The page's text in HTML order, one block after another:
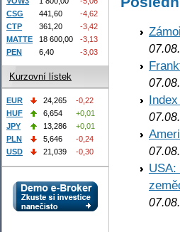
CSG
441,60
-4,62
CTP
361,20
-3,42
MATTE
18 600,00
-3,13
PEN
6,40 -3,03
Kurzovní lístek
EUR 24,265
-0,22
HUF
6,654
+0,01
JPY
13,286
+0,01
PLN
5,646
-0,24
USD
21,039 -0,30